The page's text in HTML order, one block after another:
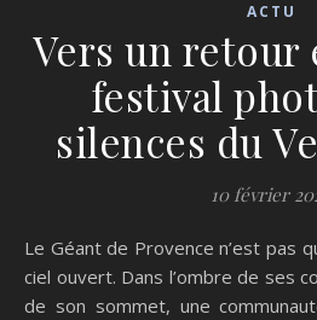
ACTU
Vers un retour
festival
silences du
10 février
Le Géant de Provence n’est pas qu’un stade de cyclisme à
ciel ouvert. Dans l’ombre de ses
de son sommet, une